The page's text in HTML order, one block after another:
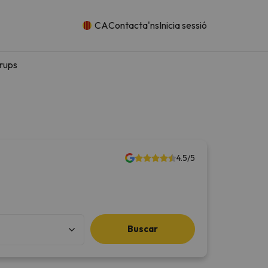
CAContacta'nsInicia sessió
4.5/5
Buscar